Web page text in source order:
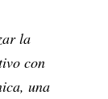
la
con
una